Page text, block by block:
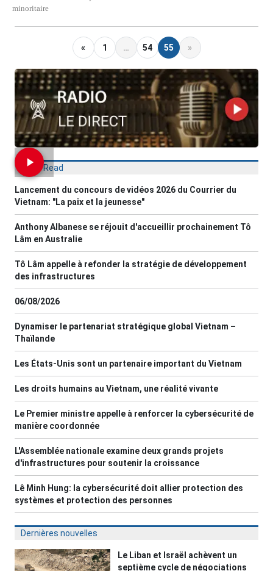
minoritaire
« 1 … 54 55 »
Most Read
Lancement du concours de vidéos 2026 du Courrier du
Vietnam: "La paix et la jeunesse"
Anthony Albanese se réjouit d'accueillir prochainement Tô
Lâm en Australie
Tô Lâm appelle à refonder la stratégie de développement
des infrastructures
06/08/2026
Dynamiser le partenariat stratégique global Vietnam –
Thaïlande
Les États-Unis sont un partenaire important du Vietnam
Les droits humains au Vietnam, une réalité vivante
Le Premier ministre appelle à renforcer la cybersécurité de
manière coordonnée
L'Assemblée nationale examine deux grands projets
d'infrastructures pour soutenir la croissance
Lê Minh Hung: la cybersécurité doit allier protection des
systèmes et protection des personnes
Dernières nouvelles
Le Liban et Israël achèvent un
septième cycle de négociations